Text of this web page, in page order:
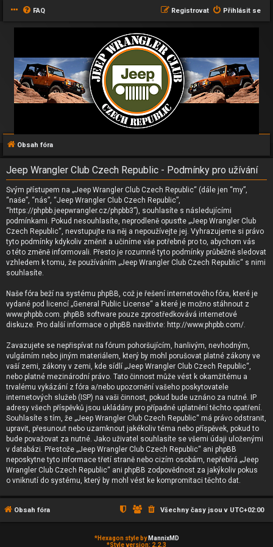
FAQ Přihlásit se
Registrovat
Obsah fóra
Jeep Wrangler Club Czech Republic - Podmínky pro užívání
Svým přístupem na „Jeep Wrangler Club Czech Republic“ (dále jen “my”,
“naše”, “nás”, “Jeep Wrangler Club Czech Republic”,
“https://phpbb.jeepwrangler.cz/phpbb3”), souhlasíte s následujícími
podmínkami. Pokud nesouhlasíte, neprodleně opusťte „Jeep Wrangler Club
Czech Republic“, nevstupujte na něj a nepoužívejte jej. Vyhrazujeme si právo
tyto podmínky kdykoliv změnit a učiníme vše potřebné pro to, abychom vás
o této změně informovali. Přesto je rozumné tyto podmínky průběžně sledovat
vzhledem k tomu, že používáním „Jeep Wrangler Club Czech Republic“ s nimi
souhlasíte.
Naše fóra beží na systému phpBB, což je řešení internetového fóra, které je
vydané pod licencí „General Public License“ a které je možno stáhnout z
www.phpbb.com. phpBB software pouze zprostředkovává internetové
diskuze. Pro další informace o phpBB navštivte: http://www.phpbb.com/.
Zavazujete se nepřispívat na fórum pohoršujícím, hanlivým, nevhodným,
vulgárním nebo jiným materiálem, který by mohl porušovat platné zákony ve
vaší zemi, zákony v zemi, kde sídlí „Jeep Wrangler Club Czech Republic“,
nebo platné mezinárodní právo. Tato činnost může vést k okamžitému a
trvalému vykázání z fóra a/nebo upozornění vašeho poskytovatele
internetových služeb (ISP) na vaši činnost, pokud bude uznáno za nutné. IP
adresy všech příspěvků jsou ukládány pro případné uplatnění těchto opatření.
Souhlasíte s tím, že „Jeep Wrangler Club Czech Republic“ má právo odstranit,
upravit, přesunout nebo uzamknout jakékoliv téma nebo příspěvek, pokud to
bude považovat za nutné. Jako uživatel souhlasíte se všemi údaji uloženými
v databázi. Přestože „Jeep Wrangler Club Czech Republic“ ani phpBB
neposkytne tyto informace třetí straně nebo cizím osobám, nepřebírá „Jeep
Wrangler Club Czech Republic“ ani phpBB zodpovědnost za jakýkoliv pokus
o vniknutí do systému, který by mohl vést ke kompromitaci těchto dat.
Obsah fóra Všechny časy jsou v UTC+02:00
*Hexagon style by MannixMD
*Style version: 2.2.3